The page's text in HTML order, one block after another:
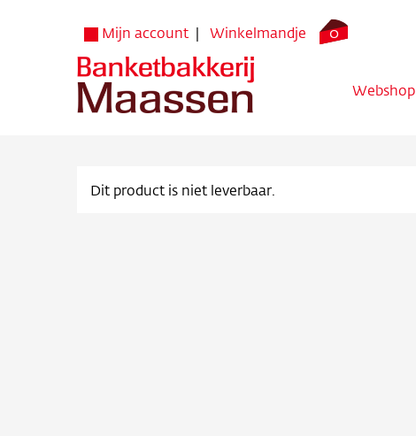
Mijn account Winkelmandje 0
Webshop
Dit product is niet leverbaar.